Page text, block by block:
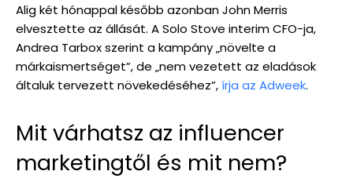
Alig két hónappal később azonban John Merris
elvesztette az állását. A Solo Stove interim CFO-ja,
Andrea Tarbox szerint a kampány „növelte a
márkaismertséget”, de „nem vezetett az eladások
általuk tervezett növekedéséhez”,írja az Adweek.
Mit várhatsz az influencer
marketingtől és mit nem?